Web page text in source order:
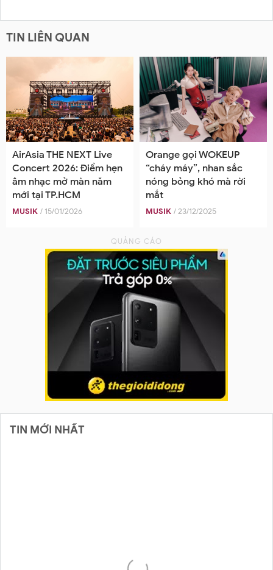
TIN LIÊN QUAN
AirAsia THE NEXT Live
Concert 2026: Điểm hẹn
âm nhạc mở màn năm
mới tại TP.HCM
MUSIK / 15/01/2026
Orange gọi WOKEUP
“cháy máy”, nhan sắc
nóng bỏng khó mà rời
mắt
MUSIK / 23/12/2025
TIN MỚI NHẤT